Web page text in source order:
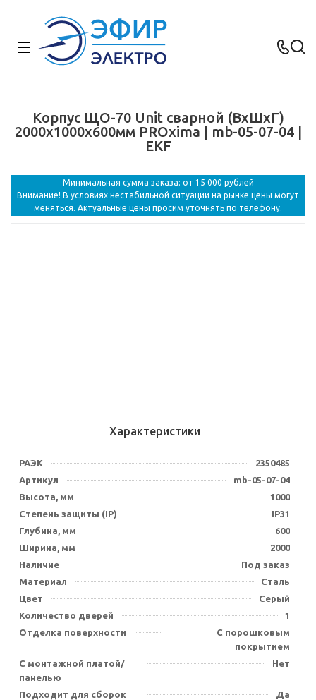
Корпус ЩО-70 Unit сварной (ВхШхГ)
2000х1000х600мм PROxima | mb-05-07-04 |
EKF
Минимальная сумма заказа: от 15 000 рублей
Внимание! В условиях нестабильной ситуации на рынке цены могут
меняться. Актуальные цены просим уточнять по телефону.
Характеристики
РАЭК
2350485
Артикул
mb-05-07-04
Высота, мм
1000
Степень защиты (IP)
IP31
Глубина, мм
600
Ширина, мм
2000
Наличие
Под заказ
Материал
Сталь
Цвет
Серый
Количество дверей
1
Отделка поверхности
С порошковым
покрытием
С монтажной платой/
панелью
Нет
Подходит для сборок
Да